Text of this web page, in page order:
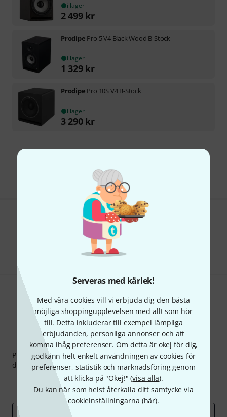
Serveras med kärlek!
Med våra cookies vill vi erbjuda dig den bästa
möjliga shoppingupplevelsen med allt som hör
till. Detta inkluderar till exempel lämpliga
erbjudanden, personliga annonser och att
komma ihåg preferenser. Om detta är okej för dig,
godkänn helt enkelt användningen av cookies för
preferenser, statistik och marknadsföring genom
att klicka på "Okej!" (visa alla).
Du kan när som helst återkalla ditt samtycke via
cookieinställningarna (här).
i lager
2 499 kr
Prodipe Pro 5 V4 Black Wood B-Stock
i lager
1 329 kr
Prodipe Pro 10S V4 B-Stock
i lager
3 290 kr
Gillar du vad du ser?
Hjälp & Feedback
Thomann nyhetsbrev
Prenumererar på Thomanns Nyhetsbrev på engelska och
du kan med lite tur vinna en50 kupongvärd50 €!
Inspirerande inlägg
Erbjudanden
Thomann Insikter